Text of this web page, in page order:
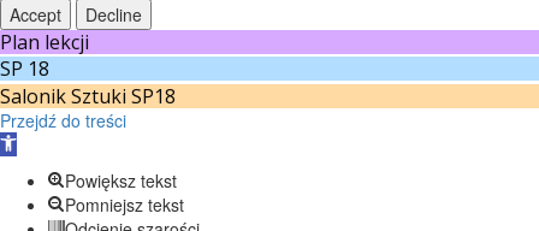
Accept
Decline
Plan lekcji
SP 18
Salonik Sztuki SP18
Przejdź do treści
Otwórz
narzędziPowiększ tekst
Pomniejsz tekst